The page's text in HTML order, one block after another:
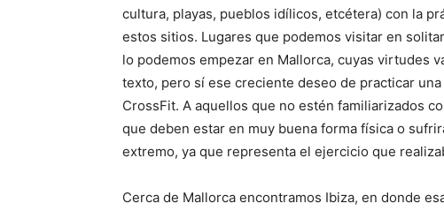
cultura, playas, pueblos idílicos, etcétera) con la
estos sitios. Lugares que podemos visitar en
lo podemos empezar en Mallorca, cuyas virtudes
texto, pero sí ese creciente deseo de practicar
CrossFit. A aquellos que no estén familiarizados
que deben estar en muy buena forma física o
extremo, ya que representa el ejercicio que
Cerca de Mallorca encontramos Ibiza, en donde